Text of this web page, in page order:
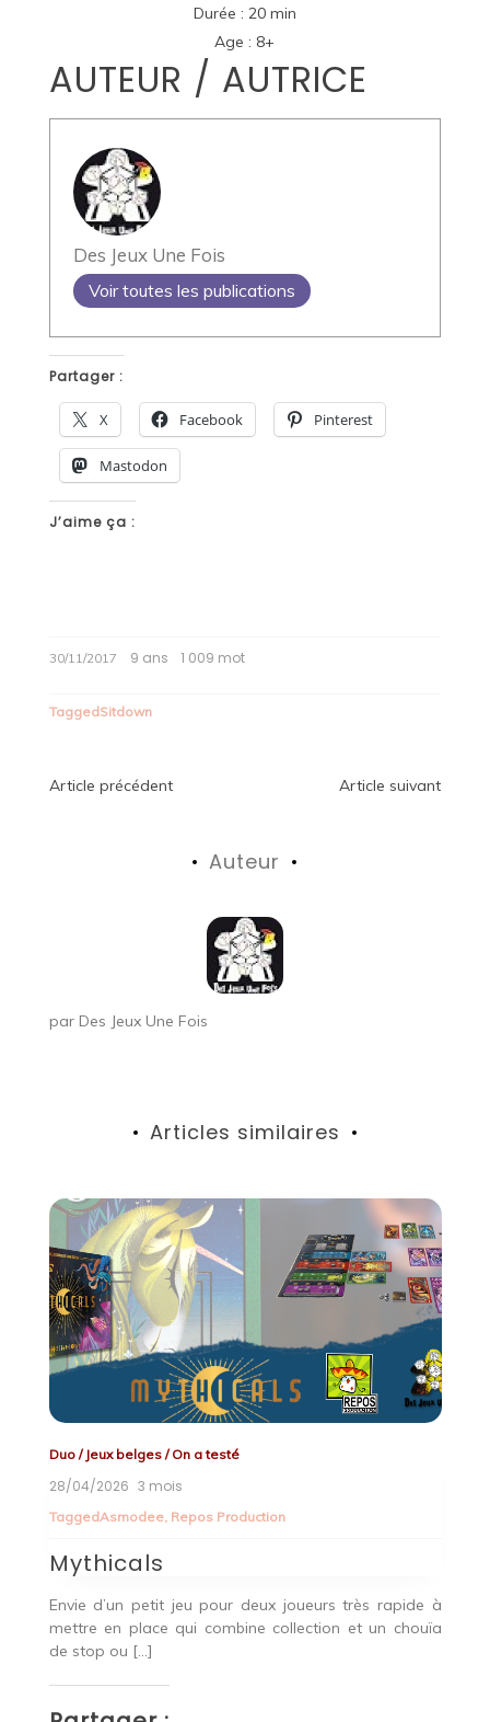
Durée : 20 min
Age : 8+
AUTEUR / AUTRICE
Des Jeux Une Fois
Voir toutes les publications
Partager :
X Facebook Pinterest
Mastodon
J’aime ça :
30/11/2017 9 ans 1 009 mot
TaggedSitdown
Navigation
Article précédent Article suivant
Auteur
par Des Jeux Une Fois
Articles similaires
Duo/ Jeux belges/On a testé
28/04/2026 3 mois
TaggedAsmodee, Repos Production
Mythicals
Envie d’un petit jeu pour deux joueurs très rapide à
mettre en place qui combine collection et un chouïa
de stop ou […]